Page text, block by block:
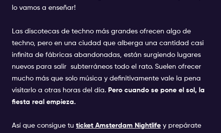
lo vamos a enseñar!
Las discotecas de techno más grandes ofrecen algo de
techno, pero en una ciudad que alberga una cantidad casi
infinita de fábricas abandonadas, están surgiendo lugares
nuevos para salir subterráneos todo el rato. Suelen ofrecer
mucho más que solo música y definitivamente vale la pena
visitarlo a otras horas del día. Pero cuando se pone el sol, la
fiesta real empieza.
Así que consigue tu ticket Amsterdam Nightlife y prepárate